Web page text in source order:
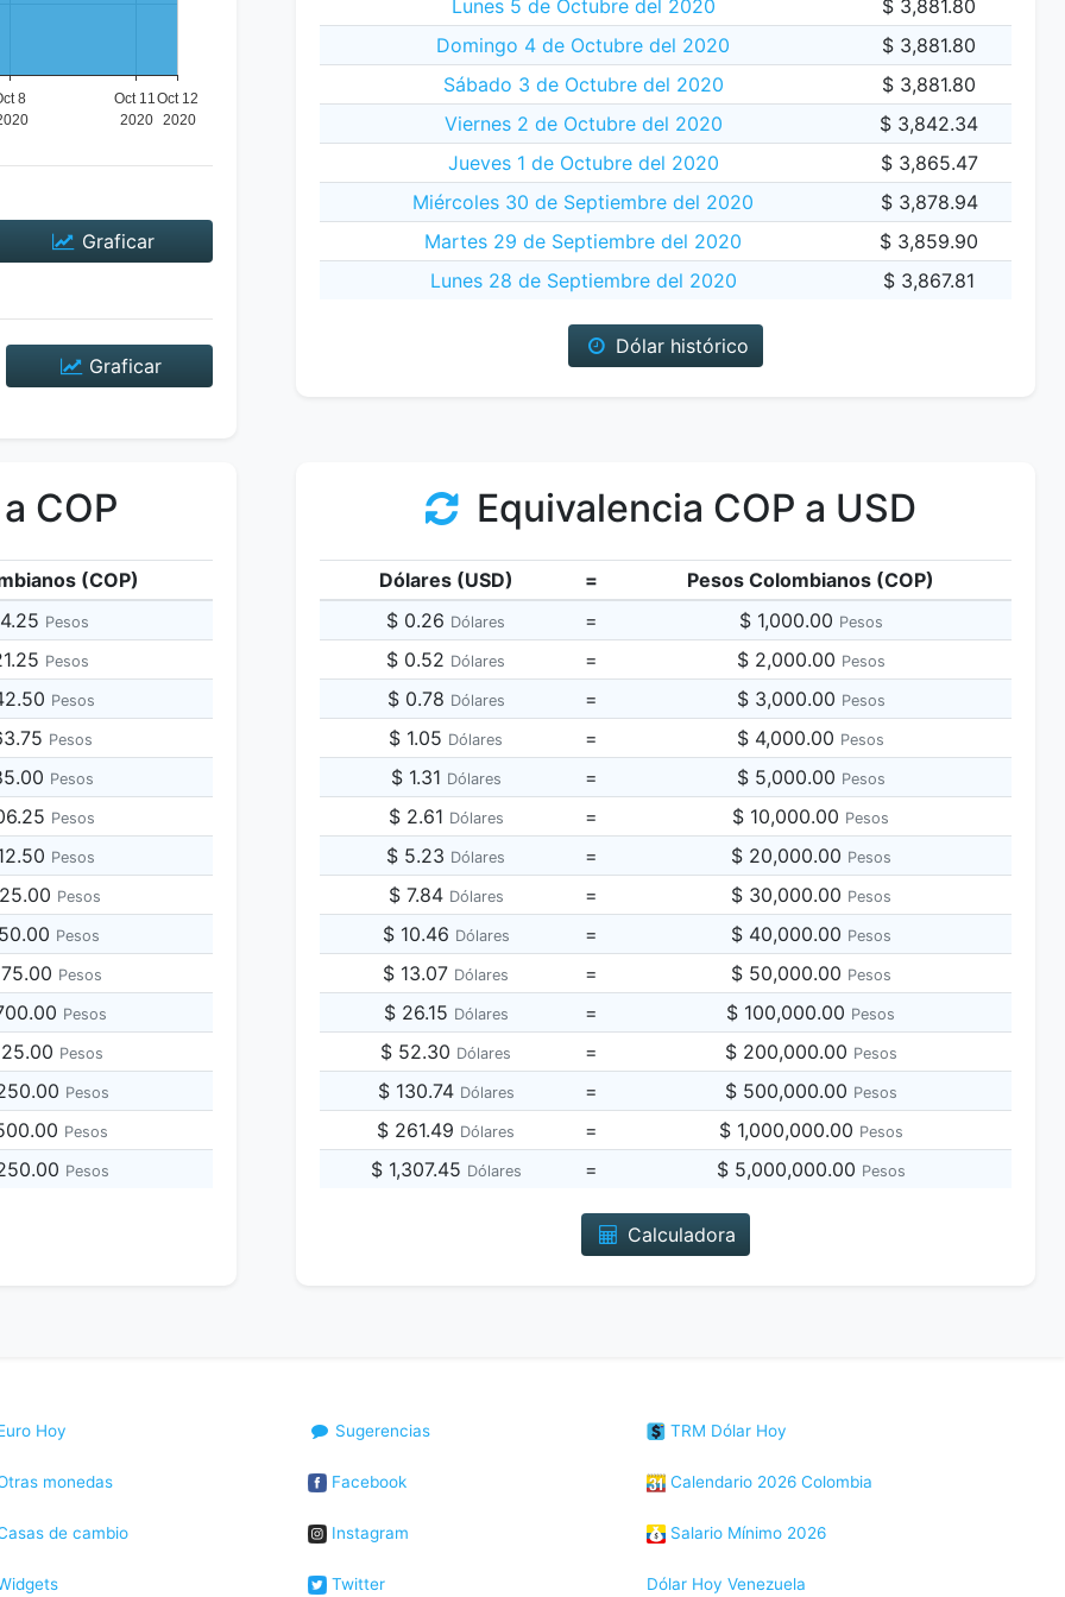
Graficar
Graficar
Lunes 5 de Octubre del 2020
$ 3,881.80
Domingo 4 de Octubre del 2020
$ 3,881.80
Sábado 3 de Octubre del 2020
$ 3,881.80
Viernes 2 de Octubre del 2020
$ 3,842.34
Jueves 1 de Octubre del 2020
$ 3,865.47
Miércoles 30 de Septiembre del 2020
$ 3,878.94
Martes 29 de Septiembre del 2020
$ 3,859.90
Lunes 28 de Septiembre del 2020
$ 3,867.81
Dólar histórico
COP
(COP)
Pesos
Pesos
Pesos
Pesos
Pesos
Pesos
Pesos
Pesos
Pesos
Pesos
Pesos
Pesos
Pesos
Pesos
Pesos
Equivalencia COP a USD
Dólares (USD) =
Pesos Colombianos (COP)
$ 0.26 Dólares = $ 1,000.00 Pesos
$ 0.52 Dólares = $ 2,000.00 Pesos
$ 0.78 Dólares = $ 3,000.00 Pesos
$ 1.05 Dólares = $ 4,000.00 Pesos
$ 1.31 Dólares = $ 5,000.00 Pesos
$ 2.61 Dólares = $ 10,000.00 Pesos
$ 5.23 Dólares = $ 20,000.00 Pesos
$ 7.84 Dólares = $ 30,000.00 Pesos
$ 10.46 Dólares = $ 40,000.00 Pesos
$ 13.07 Dólares = $ 50,000.00 Pesos
$ 26.15 Dólares = $ 100,000.00 Pesos
$ 52.30 Dólares = $ 200,000.00 Pesos
$ 130.74 Dólares = $ 500,000.00 Pesos
$ 261.49 Dólares = $ 1,000,000.00 Pesos
$ 1,307.45 Dólares = $ 5,000,000.00 Pesos
Calculadora
Hoy
monedas
de cambio
Sugerencias
Facebook
Instagram
Twitter
TRM Dólar Hoy
Calendario 2026 Colombia
Salario Mínimo 2026
Dólar Hoy Venezuela